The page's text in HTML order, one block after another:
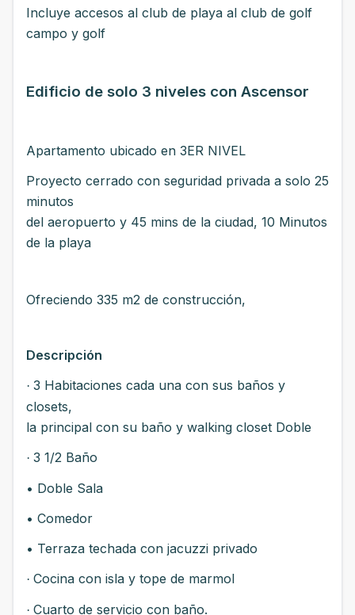
Incluye accesos al club de playa al club de golf
campo y golf
Edificio de solo 3 niveles con Ascensor
Apartamento ubicado en 3ER NIVEL
Proyecto cerrado con seguridad privada a solo 25
minutos
del aeropuerto y 45 mins de la ciudad, 10 Minutos
de la playa
Ofreciendo 335 m2 de construcción,
Descripción
· 3 Habitaciones cada una con sus baños y
closets,
la principal con su baño y walking closet Doble
· 3 1/2 Baño
• Doble Sala
• Comedor
• Terraza techada con jacuzzi privado
· Cocina con isla y tope de marmol
· Cuarto de servicio con baño.